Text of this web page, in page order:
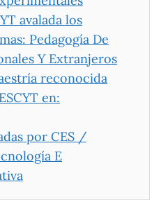
avalada los
Pedagogía De
Y Extranjeros
reconocida
en:
por CES /
E